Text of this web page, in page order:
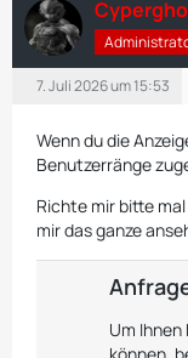
7. Juli 2026 um 15:53
Wenn du die
Benutzerränge
Richte mir bitte
mir das ganze
Um